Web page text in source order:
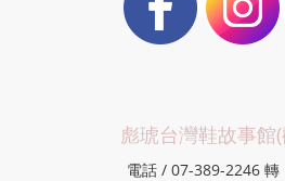
彪琥台灣鞋故事館
電話 / 07-389-2246 轉